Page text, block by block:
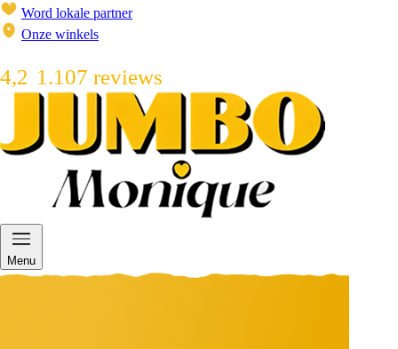
Word lokale partner
Onze winkels
4,2 1.107 reviews
Menu